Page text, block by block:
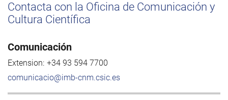
Contacta con la Oficina de Comunicación y
Cultura Científica
Comunicación
Extension: +34 93 594 7700
comunicacio@imb-cnm.csic.es